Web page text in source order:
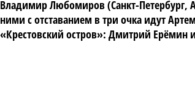
Владимир Любомиров (Санкт-Петербург,
ними с отставанием в три очка идут
«Крестовский остров»: Дмитрий Ерёмин